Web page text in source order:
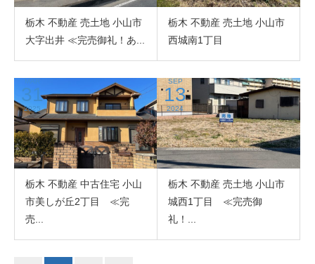
栃木 不動産 売土地 小山市
大字出井 ≪完売御礼！あ...
栃木 不動産 売土地 小山市
西城南1丁目
MAR
31
2025
栃木 不動産 中古住宅 小山
市美しが丘2丁目 ≪完
売...
SEP
13
2024
栃木 不動産 売土地 小山市
城西1丁目 ≪完売御
礼！...